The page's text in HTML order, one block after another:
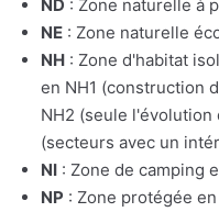
ND : Zone naturelle à
NE : Zone naturelle
NH : Zone d'habitat
en NH1 (construction
NH2 (seule l'évolution
(secteurs avec un
NI : Zone de camping
NP : Zone protégée